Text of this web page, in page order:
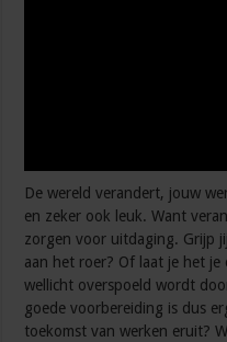
De wereld verandert, jouw
en zeker ook leuk. Want
zorgen voor uitdaging. Grijp
aan het roer? Of laat je het
wellicht overspoeld wordt
goede voorbereiding is dus
toekomst van werken eruit?